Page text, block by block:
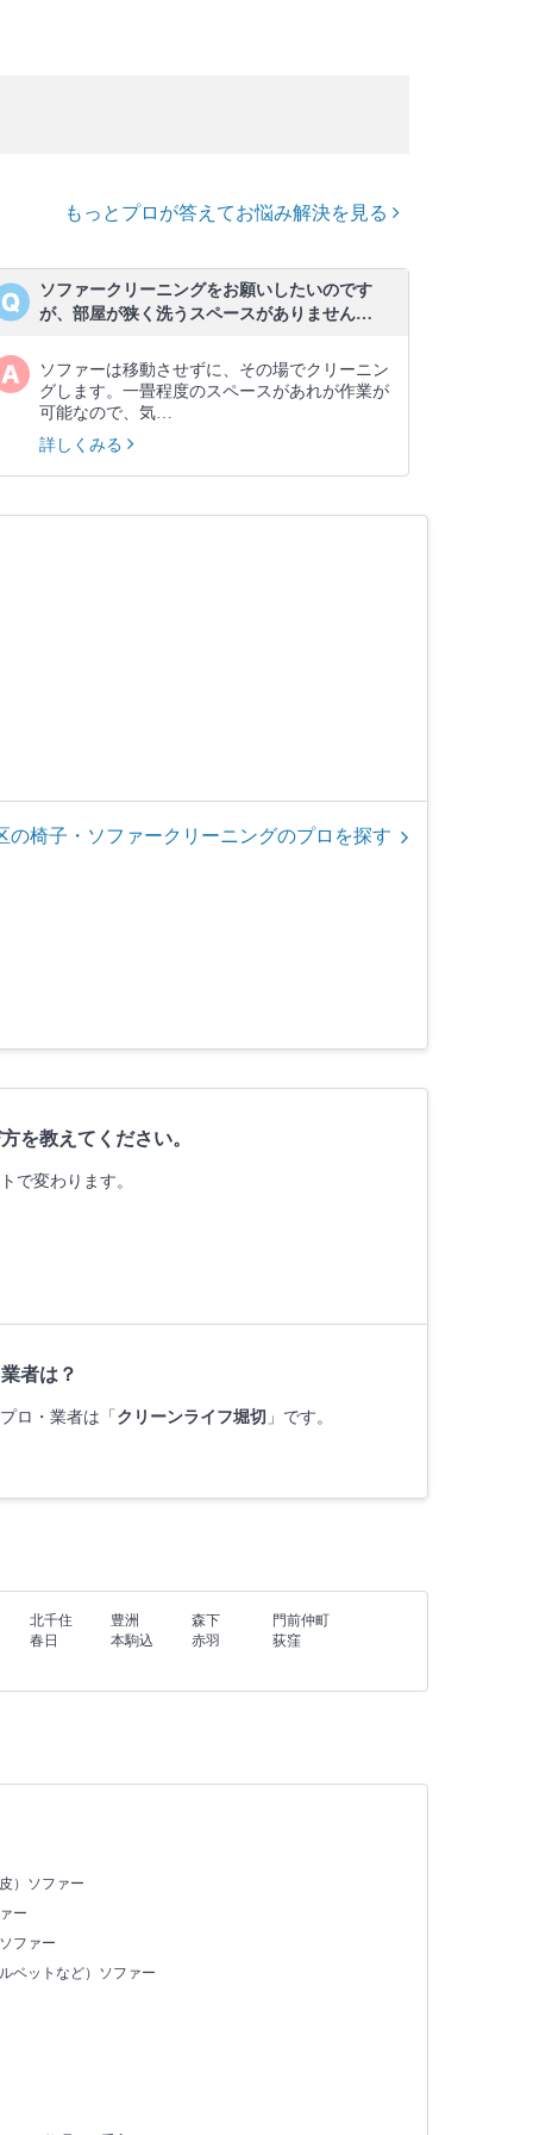
もっとプロが答えてお悩み解決を見る
ソファークリーニングをお願いしたいのです
が、部屋が狭く洗うスペースがありません…
ソファーは移動させずに、その場でクリーニン
グします。一畳程度のスペースがあれが作業が
可能なので、気…
詳しくみる
の椅子・ソファークリーニングのプロを探す
を教えてください。
で変わります。
者は？
ロ・業者は「 クリーンライフ堀切 」です。
北千住 豊洲 森下
門前仲町
春日 本駒込 赤羽
荻窪
）ソファー
ー
ファー
ベットなど）ソファー